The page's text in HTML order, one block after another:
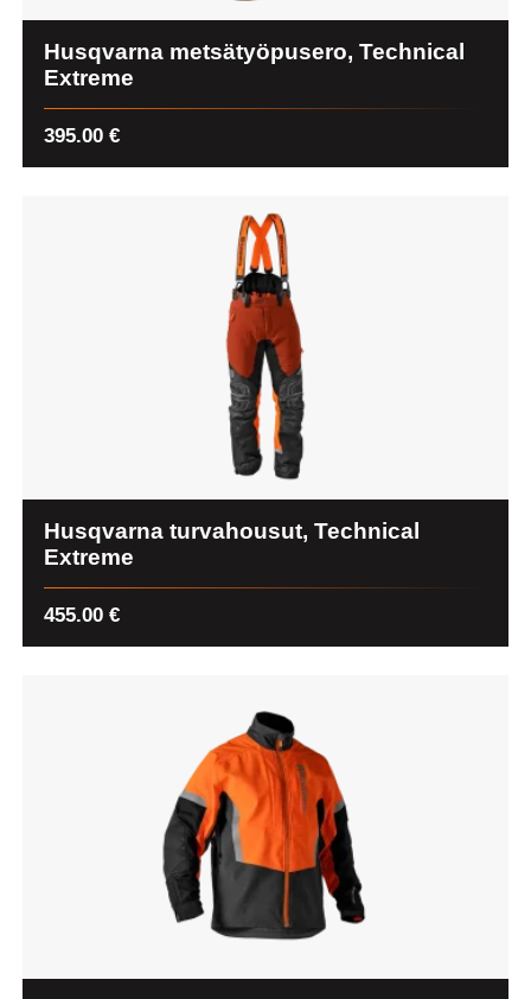
Husqvarna metsätyöpusero, Technical
Extreme
395.00 €
Husqvarna turvahousut, Technical
Extreme
455.00 €